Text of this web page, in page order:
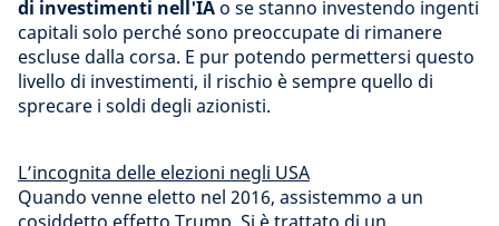
di investimenti nell'IA o se stanno investendo ingenti
capitali solo perché sono preoccupate di rimanere
escluse dalla corsa. E pur potendo permettersi questo
livello di investimenti, il rischio è sempre quello di
sprecare i soldi degli azionisti.
L’incognita delle elezioni negli USA
Quando venne eletto nel 2016, assistemmo a un